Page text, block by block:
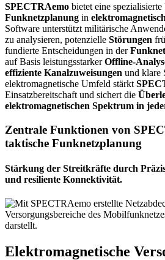
SPECTRAemo bietet eine
Funknetzplanung in
Software unterstützt militärische
zu analysieren, potenzielle Störungen
fundierte Entscheidungen in der
auf Basis leistungsstarkerOffline-
effiziente Kanalzuweisungen und klare
elektromagnetische Umfeld stärkt
Einsatzbereitschaft und sichert die
elektromagnetischen Spektrum in
Zentrale Funktionen von
taktische Funknetzplanung
Stärkung der Streitkräfte durch
und resiliente Konnektivität.
Elektromagnetische